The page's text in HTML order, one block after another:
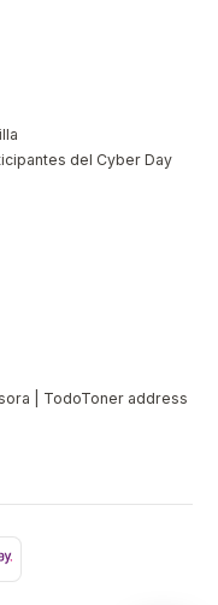
del Cyber Day
| TodoToner address